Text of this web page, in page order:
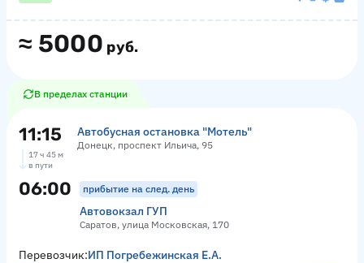
≈ 5000 руб.
В пределах станции
11:15 Автобусная остановка "Мотель"
Донецк, проспект Ильича, 95
17 ч 45 м
в пути
06:00 прибытие на след. день
Автовокзал ГУП
Саратов, улица Московская, 170
Перевозчик:ИП Погребежинская Е.А.